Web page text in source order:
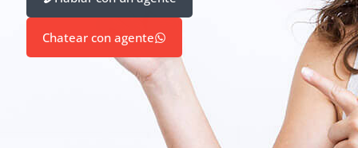
Chatear con agente